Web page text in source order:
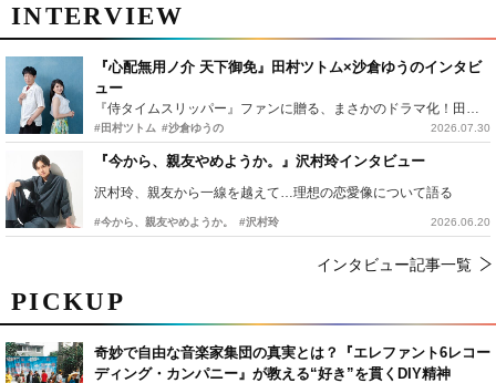
PICKUP
奇妙で自由な音楽家集団の真実とは？『エレファント6レコー
ディング・カンパニー』が教える“好き”を貫くDIY精神
INTERVIEW
『心配無用ノ介 天下御免』田村ツトム×沙倉ゆうのインタビ
ュー
『侍タイムスリッパー』ファンに贈る、まさかのドラマ化！田村ツトム×沙倉ゆうのが語る『心配無用ノ介』撮影秘話
#田村ツトム #沙倉ゆうの 2026.07.30
『今から、親友やめようか。』沢村玲インタビュー
沢村玲、親友から一線を越えて…理想の恋愛像について語る
#今から、親友やめようか。 #沢村玲 2026.06.20
インタビュー記事一覧